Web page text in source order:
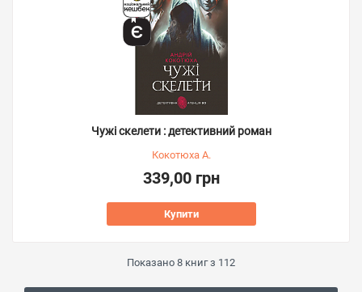
Чужі скелети : детективний роман
Кокотюха А.
339,00 грн
Купити
Показано 8 книг з 112